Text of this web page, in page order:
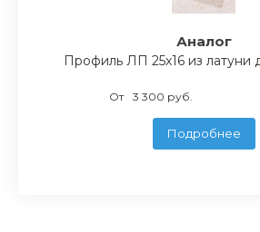
Аналог
Профиль ЛП 25x16 из латуни
От 3 300 руб.
Подробнее